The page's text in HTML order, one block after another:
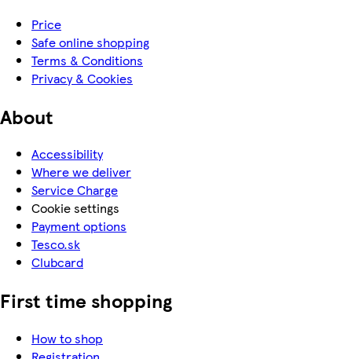
Price
Safe online shopping
Terms & Conditions
Privacy & Cookies
About
Accessibility
Where we deliver
Service Charge
Cookie settings
Payment options
Tesco.sk
Clubcard
First time shopping
How to shop